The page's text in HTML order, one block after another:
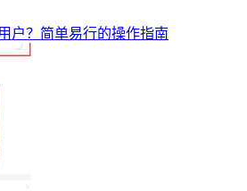
户？简单易行的操作指南